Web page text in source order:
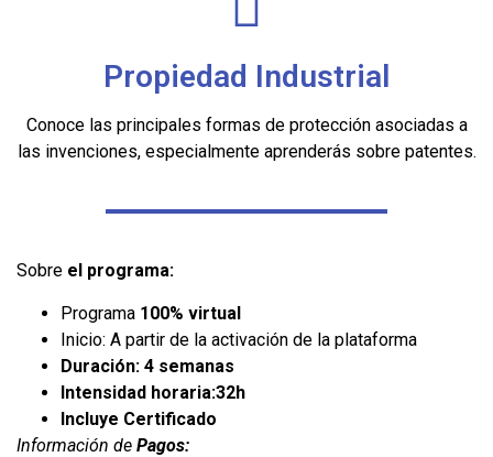
Propiedad Industrial
Conoce las principales formas de protección asociadas a
las invenciones, especialmente aprenderás sobre patentes.
Sobre el programa:
Programa 100% virtual
Inicio: A partir de la activación de la plataforma
Duración: 4 semanas
Intensidad horaria:32h
Incluye Certificado
Información de Pagos: